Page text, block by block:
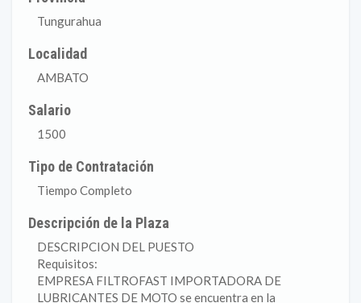
Tungurahua
Localidad
AMBATO
Salario
1500
Tipo de Contratación
Tiempo Completo
Descripción de la Plaza
DESCRIPCION DEL PUESTO
Requisitos:
EMPRESA FILTROFAST IMPORTADORA DE
LUBRICANTES DE MOTO se encuentra en la